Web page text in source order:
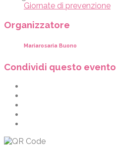
Giornate di prevenzione
Organizzatore
Mariarosaria Buono
Condividi questo evento